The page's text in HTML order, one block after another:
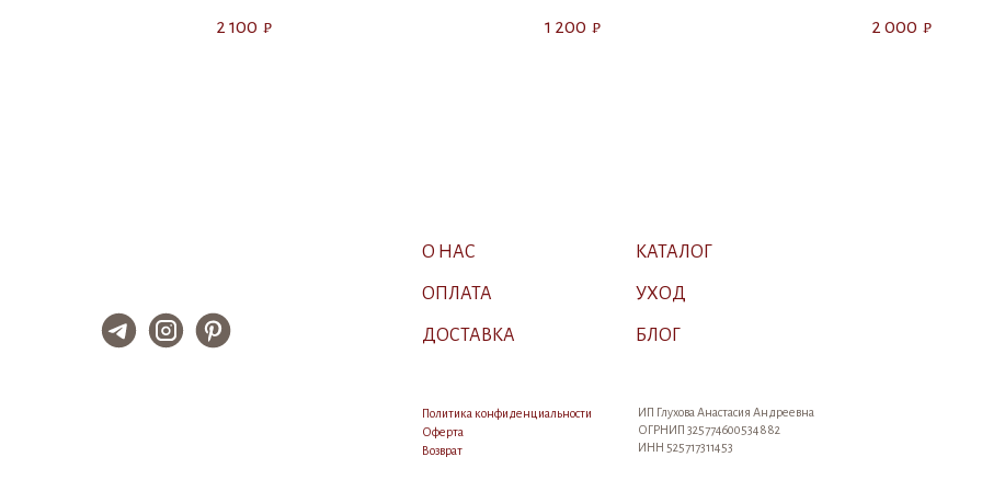
2 100 ₽
1 200 ₽
2 000 ₽
КАТАЛОГ
БЛОГ
УХОД
О НАС
ОПЛАТА
ДОСТАВКА
Оферта
Возврат
Политика конфиденциальности
ИП Глухова Анастасия Андреевна
ОГРНИП 325774600534882
ИНН 525717311453